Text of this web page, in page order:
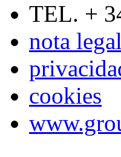
TEL. +
nota legal
cookies